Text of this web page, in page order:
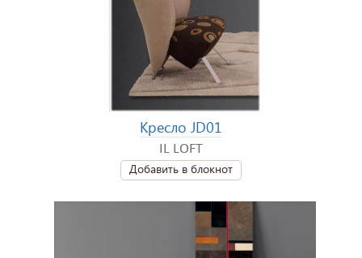
Кресло JD01
IL LOFT
Добавить в блокнот